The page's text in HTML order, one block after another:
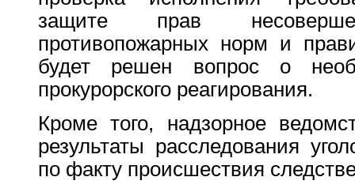
защите прав
противопожарных норм и
будет решен вопрос о
прокурорского реагирования.
Кроме того, надзорное
результаты расследования
по факту происшествия